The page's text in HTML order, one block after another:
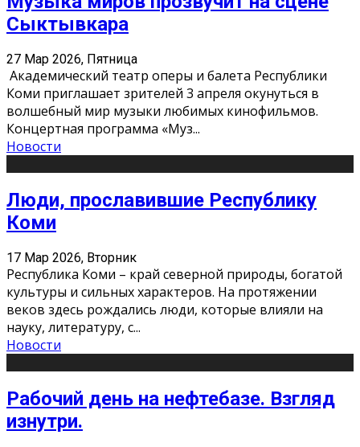
Сыктывкара
27 Мар 2026, Пятница
Академический театр оперы и балета Республики
Коми приглашает зрителей 3 апреля окунуться в
волшебный мир музыки любимых кинофильмов.
Концертная программа «Муз...
Новости
Люди, прославившие Республику
Коми
17 Мар 2026, Вторник
Республика Коми – край северной природы, богатой
культуры и сильных характеров. На протяжении
веков здесь рождались люди, которые влияли на
науку, литературу, с...
Новости
Рабочий день на нефтебазе. Взгляд
изнутри.